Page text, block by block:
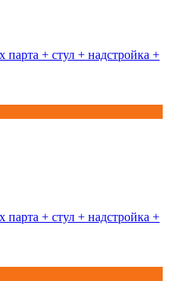
+ стул + надстройка +
+ стул + надстройка +